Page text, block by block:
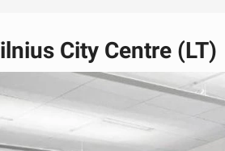
City Centre (LT)